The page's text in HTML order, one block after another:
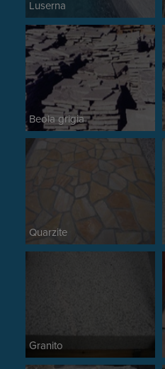
Luserna
Beola grigia
Quarzite
Granito